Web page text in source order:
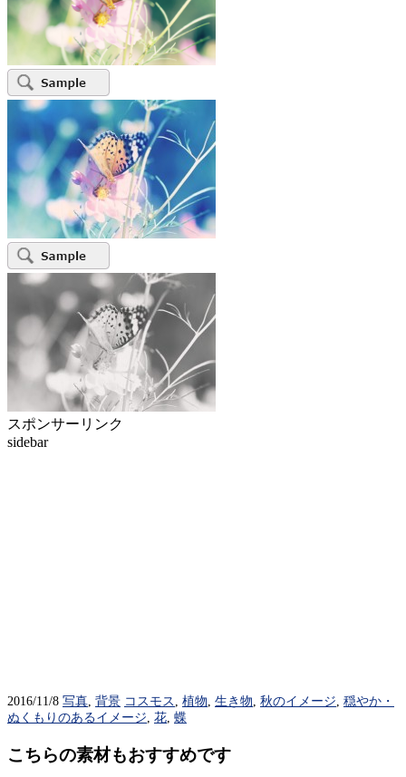
スポンサーリンク
sidebar
2016/11/8 写真 背景 コスモス 植物 生き物 秋のイメージ 穏やか・
ぬくもりのあるイメージ 花 蝶
こちらの素材もおすすめです